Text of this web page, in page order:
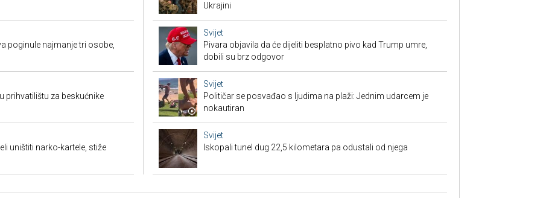
poginule najmanje tri osobe,
prihvatilištu za beskućnike
uništiti narko-kartele, stiže
Ukrajini
Svijet
Pivara objavila da će dijeliti besplatno pivo kad Trump umre,
dobili su brz odgovor
Svijet
Političar se posvađao s ljudima na plaži: Jednim udarcem je
nokautiran
Svijet
Iskopali tunel dug 22,5 kilometara pa odustali od njega